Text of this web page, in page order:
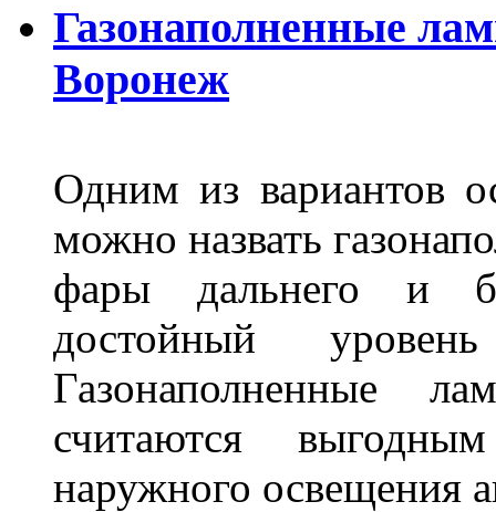
Газонаполненные
Воронеж
Одним из вариантов
можно назвать
фары дальнего и
достойный
Газонаполненные
считаются
наружного освещения